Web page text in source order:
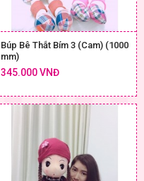
Búp Bê Thắt Bím 3 (Cam) (1000
mm)
345.000 VNĐ